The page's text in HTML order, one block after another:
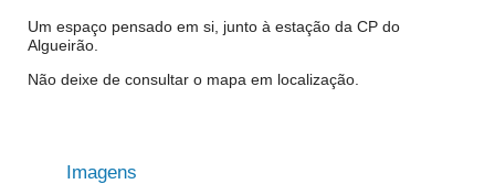
Um espaço pensado em si, junto à estação da CP do
Algueirão.
Não deixe de consultar o mapa em localização.
Imagens